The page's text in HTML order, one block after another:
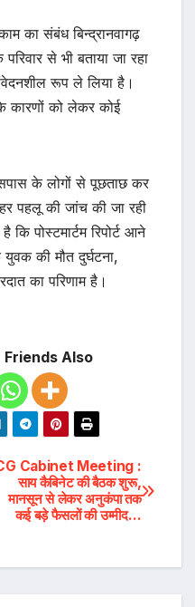
का संबंध बिन्द्रानवागढ़
से भी बताया जा रहा
रूप ले लिया है।
कारणों को लेकर कोई
के लोगों से पूछताछ कर
पहलू की जांच की जा रही
पोस्टमार्टम रिपोर्ट आने
की मौत दुर्घटना,
का परिणाम है।
Friends Also
Cabinet Meeting :
साय कैबिनेट की बैठक शुरू,
मानसून से लेकर अनुकंपा तक
कई बड़े फैसलों की उम्मीद…